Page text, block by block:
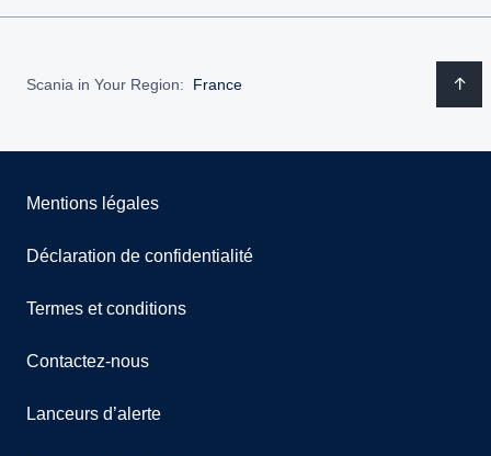
Scania in Your Region: France
Mentions légales
Déclaration de confidentialité
Termes et conditions
Contactez-nous
Lanceurs d’alerte